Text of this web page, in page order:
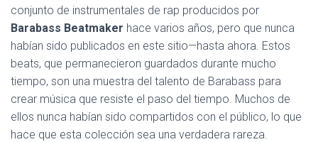
conjunto de instrumentales de rap producidos por
Barabass Beatmaker hace varios años, pero que nunca
habían sido publicados en este sitio—hasta ahora. Estos
beats, que permanecieron guardados durante mucho
tiempo, son una muestra del talento de Barabass para
crear música que resiste el paso del tiempo. Muchos de
ellos nunca habían sido compartidos con el público, lo que
hace que esta colección sea una verdadera rareza.